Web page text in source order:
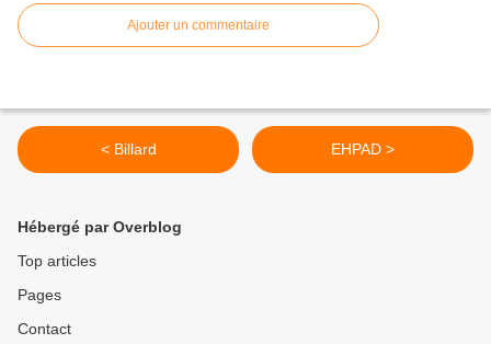
Ajouter un commentaire
< Billard EHPAD >
Hébergé par Overblog
Top articles
Pages
Contact